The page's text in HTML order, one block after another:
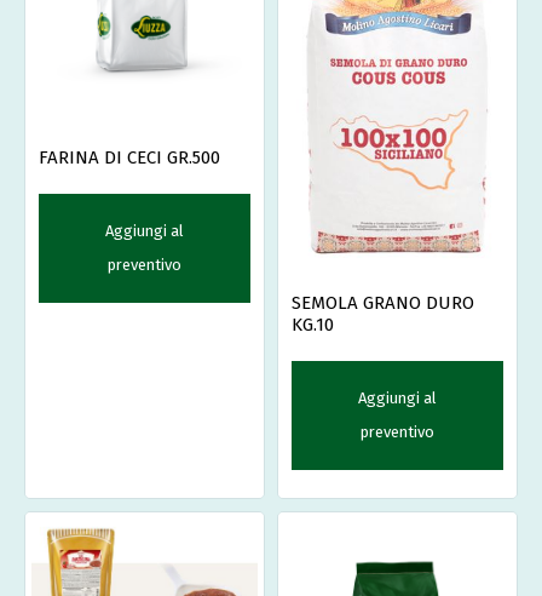
FARINA DI CECI GR.500
Aggiungi al
preventivo
SEMOLA GRANO DURO
KG.10
Aggiungi al
preventivo